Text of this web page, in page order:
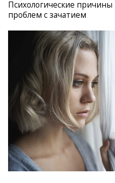
Психологические
проблем с зачатием